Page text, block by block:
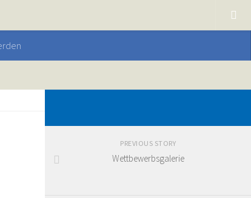
PREVIOUS STORY
Wettbewerbsgalerie